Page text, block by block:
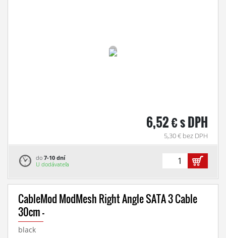
6,52 € s DPH
5,30 € bez DPH
do 7-10 dní
U dodávateľa
CableMod ModMesh Right Angle SATA 3 Cable
30cm -
black